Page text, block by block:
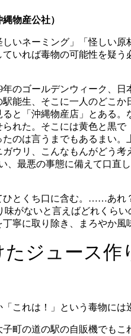
物産公社）
いネーミング」「怪しい原
いれば毒物の可能性を疑
のゴールデンウィーク、
能生、そこに一人のどこ
と「沖縄物産店」とある
れた。そこには黄色と黒で
のは言うまでもあるまい
ウリ、こんなもんがどう
、最悪の事態に備えて口直
とくち口に含む。……あれ
味がないと言えばどれくら
丁寧に取り除き、まろやか
たジュース
これは！」という毒物には
町の道の駅の自販機でも